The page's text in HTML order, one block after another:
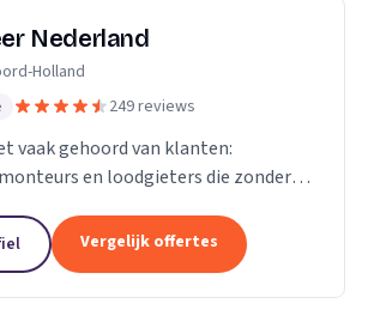
Nederland
Holland
249 reviews
vaak gehoord van klanten:
en loodgieters die zonder
bleek te zijn dan gedacht.
van...
Vergelijk offertes